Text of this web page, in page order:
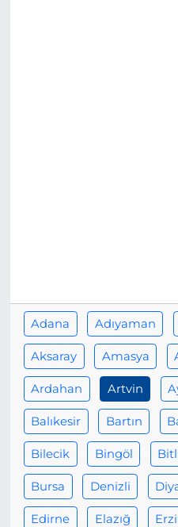
Adana Adıyaman
Aksaray Amasya
Ardahan Artvin
Balıkesir Bartın
Bilecik Bingöl
Bursa Denizli
Edirne Elazığ